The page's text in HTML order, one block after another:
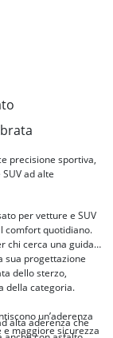
precisione sportiva,
ad alte
per vetture e SUV
comfort quotidiano.
chi cerca una guida
sua progettazione
dello sterzo,
della categoria.
un’aderenza
maggiore sicurezza
alta aderenza che